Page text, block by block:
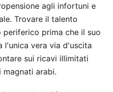
agli infortuni e
Trovare il talento
prima che il suo
l'unica vera via d'uscita
sui ricavi illimitati
arabi.